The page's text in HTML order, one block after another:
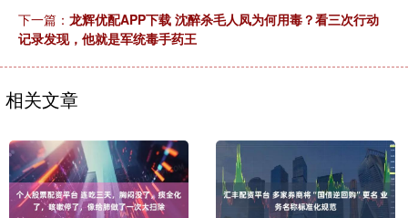
下一篇： 龙辉优配APP下载 沈醉杀毛人凤为何用毒？看三次行动
记录发现，他就是军统毒手药王
相关文章